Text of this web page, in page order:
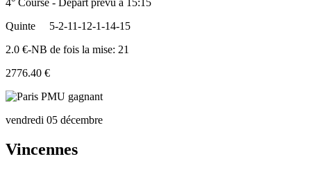
4° Course - Départ prévu à 15:15
Quinte
5-2-11-12-1-14-15
2.0 €-NB de fois la mise: 21
2776.40 €
vendredi 05 décembre
Vincennes